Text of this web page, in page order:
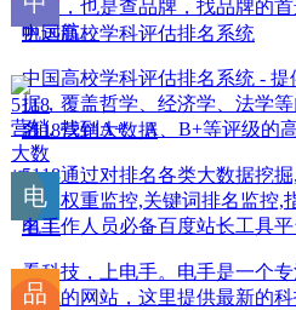
平台，也是查品牌，找品牌的
帆远航。
中国高校学科评估排名系统
中国高校学科评估排名系统 -
据，覆盖哲学、经济学、法学
名，找到A+、A、B+等评级的
5118营销大数据
5118通过对排名各类大数据挖
站群权重监控,关键词排名监控,
名工作人员必备百度站长工具平
电手
看科技，上电手。电手是一个
领域的网站，这里提供最新的